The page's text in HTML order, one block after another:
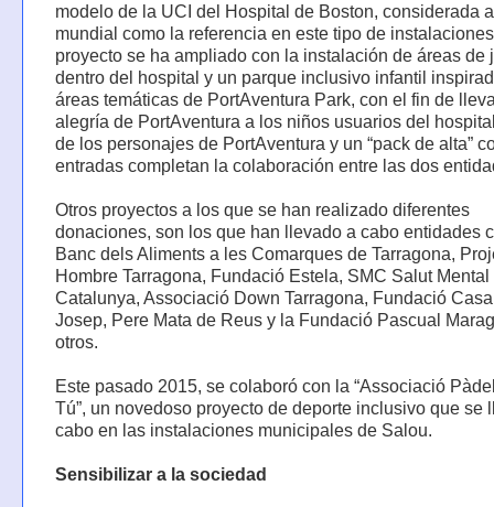
modelo de la UCI del Hospital de Boston, considerada
mundial como la referencia en este tipo de
proyecto se ha ampliado con la instalación de áreas de
dentro del hospital y un parque inclusivo infantil
áreas temáticas de PortAventura Park, con el fin de
alegría de PortAventura a los niños usuarios del
de los personajes de PortAventura y un “pack de alta”
entradas completan la colaboración entre las dos
Otros proyectos a los que se han realizado diferentes
donaciones, son los que han llevado a cabo entidades
Banc dels Aliments a les Comarques de Tarragona,
Hombre Tarragona, Fundació Estela, SMC Salut Mental
Catalunya, Associació Down Tarragona, Fundació
Josep, Pere Mata de Reus y la Fundació Pascual
otros.
Este pasado 2015, se colaboró con la “Associació
Tú”, un novedoso proyecto de deporte inclusivo que se
cabo en las instalaciones municipales de Salou.
Sensibilizar a la sociedad